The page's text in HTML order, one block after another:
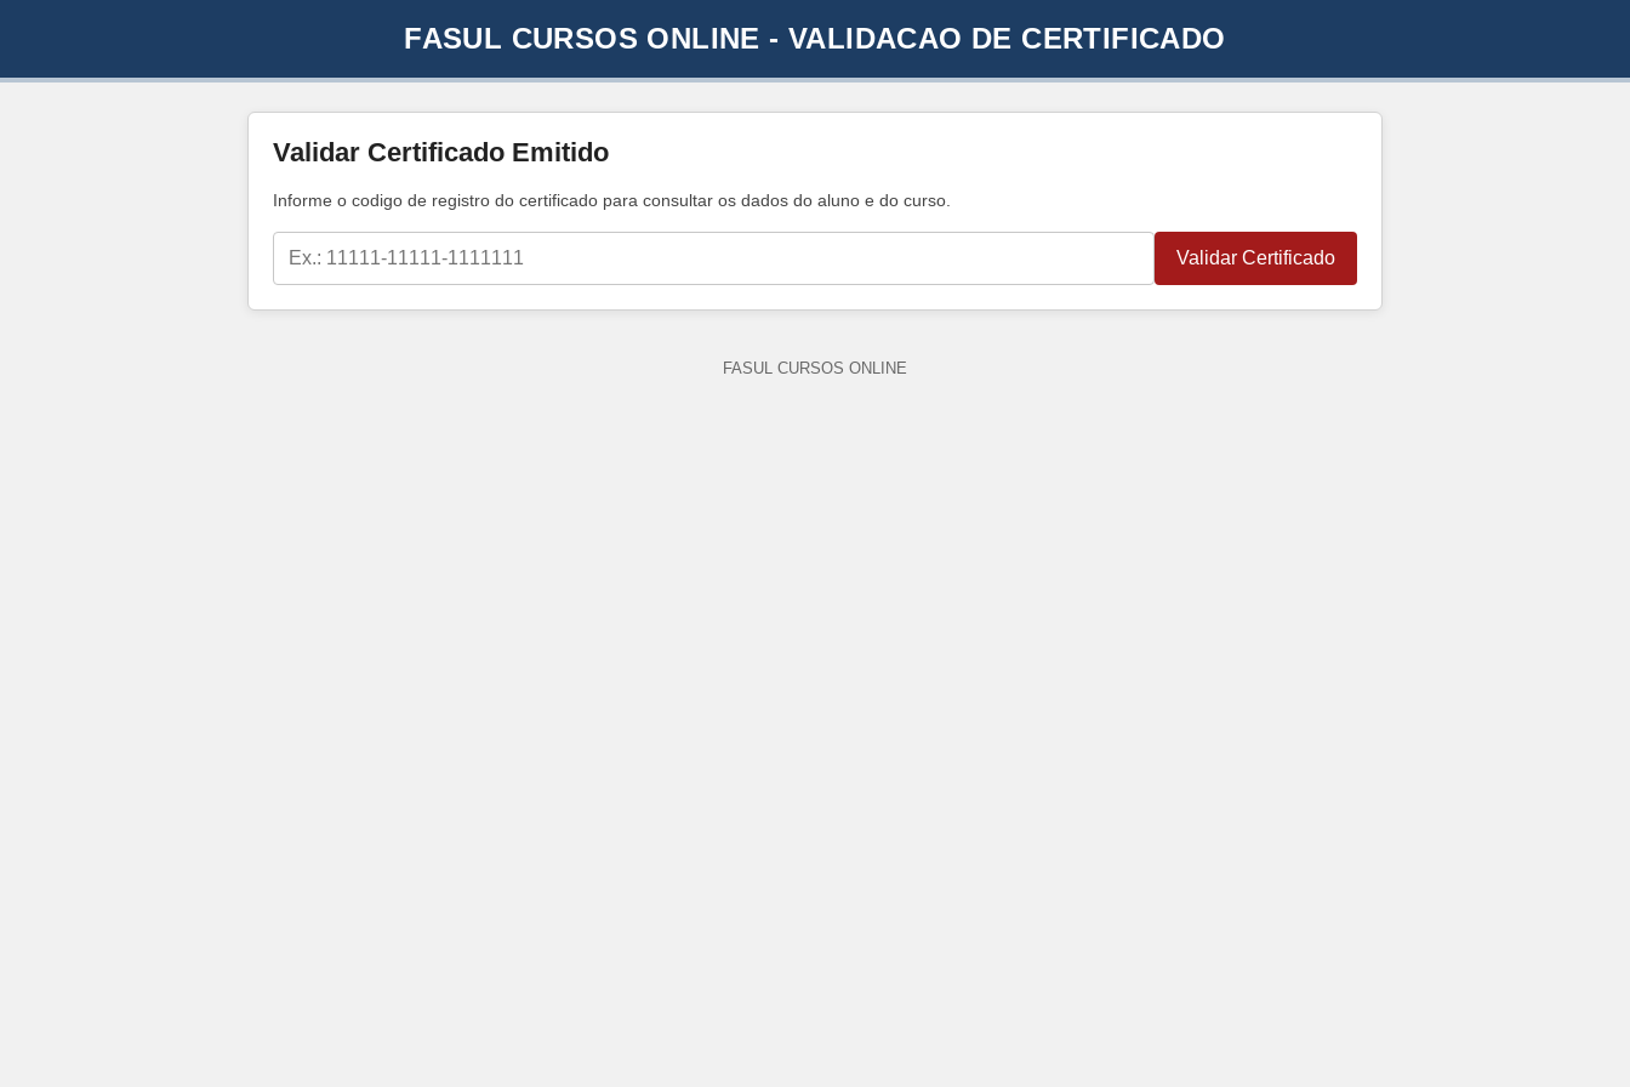
FASUL CURSOS ONLINE - VALIDACAO DE CERTIFICADO
Validar Certificado Emitido
Informe o codigo de registro do certificado para consultar os dados do aluno e do curso.
Validar Certificado
FASUL CURSOS ONLINE